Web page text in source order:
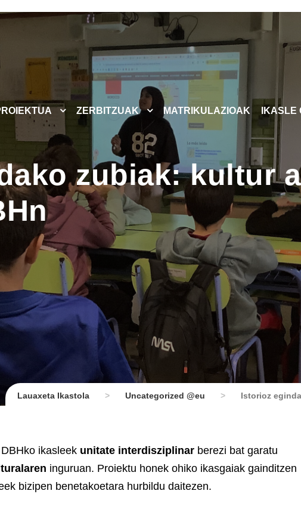
ZERBITZUAK MATRIKULAZIOAK IKASLE
zubiak: kultur
Lauaxeta Ikastola > Uncategorized @eu > Istorioz
ikasleek unitate interdisziplinar berezi bat garatu
inguruan. Proiektu honek ohiko ikasgaiak gainditzen
bizipen benetakoetara hurbildu daitezen.